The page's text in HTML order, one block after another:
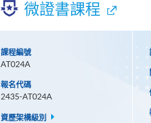
微證書課程
課程編號
AT024A
報名代碼
2435-AT024A
資歷架構級別